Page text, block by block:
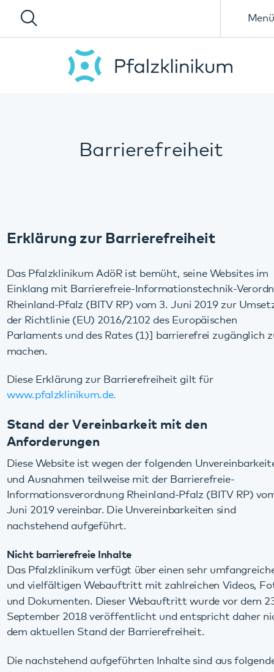
Menü
Das Pfalzklinikum AdöR ist bemüht, seine Websites im
Rheinland-Pfalz (BITV RP) vom 3. Juni 2019 zur Umsetzung
der Richtlinie (EU) 2016/2102 des Europäischen
Parlaments und des Rates (1)] barrierefrei zugänglich zu
machen.
Diese Erklärung zur Barrierefreiheit gilt für
Stand der Vereinbarkeit mit den
Anforderungen
Diese Website ist wegen der folgenden Unvereinbarkeiten
und Ausnahmen teilweise mit der Barrierefreie-
Informationsverordnung Rheinland-Pfalz (BITV RP) vom 03.
Juni 2019 vereinbar. Die Unvereinbarkeiten sind
nachstehend aufgeführt.
Nicht barrierefreie Inhalte
und vielfältigen Webauftritt mit zahlreichen Videos, Fotos
September 2018 veröffentlicht und entspricht daher nicht
dem aktuellen Stand der Barrierefreiheit.
Die nachstehend aufgeführten Inhalte sind aus folgenden
Gründen nicht barrierefrei:
Inhalten der Website, Hinweisen zur Navigation und